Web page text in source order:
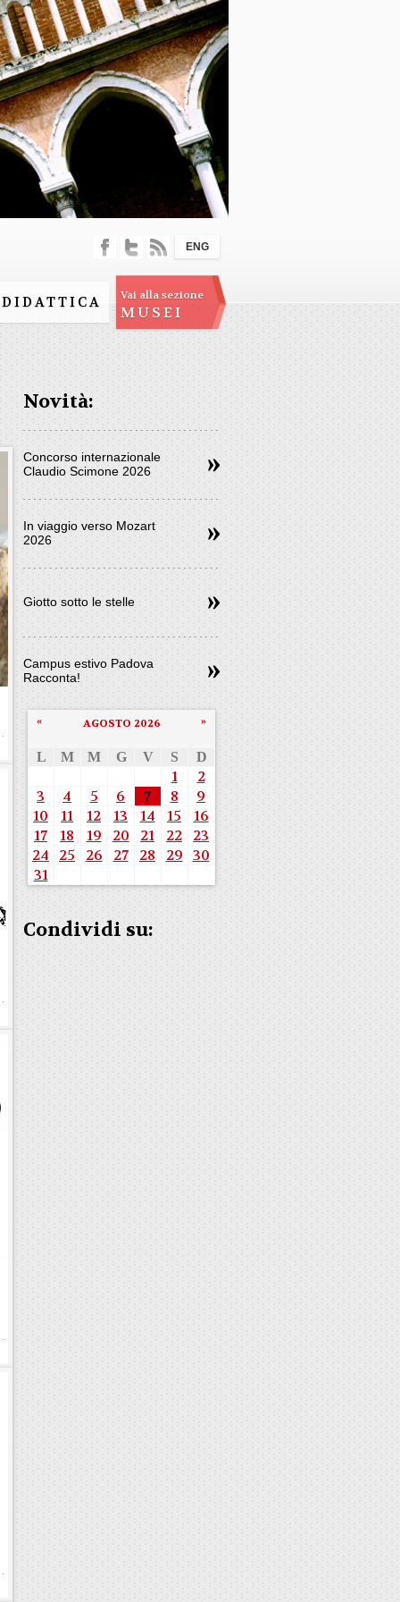
DIDATTICA Vai alla sezione
MUSEI
ENG
Novità:
Concorso internazionale
Claudio Scimone 2026
In viaggio verso Mozart
2026
Giotto sotto le stelle
Campus estivo Padova
Racconta!
AGOSTO 2026
« »
L M M G V S D
1
2
3
4 5 6 7 8
9
10
11 12 13 14 15
16
17
18 19 20 21 22
23
24
25 26 27 28 29 30
31
Condividi su: